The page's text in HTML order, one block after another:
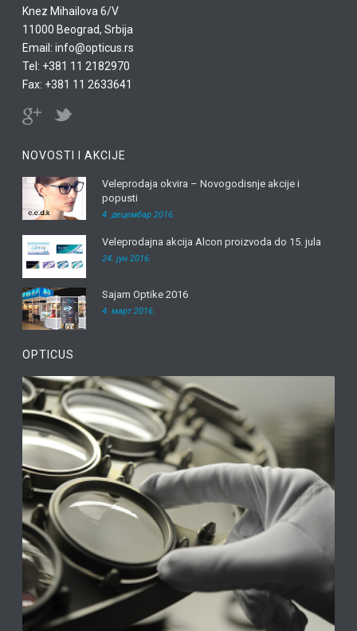
Knez Mihailova 6/V
11000 Beograd, Srbija
Email: info@opticus.rs
Tel: +381 11 2182970
Fax: +381 11 2633641
NOVOSTI I AKCIJE
Veleprodaja okvira – Novogodisnje akcije i
popusti
4. децембар 2016.
Veleprodajna akcija Alcon proizvoda do 15. jula
24. јун 2016.
Sajam Optike 2016
4. март 2016.
OPTICUS